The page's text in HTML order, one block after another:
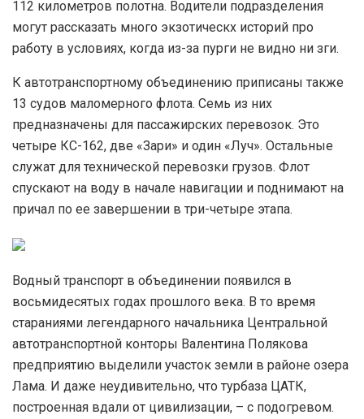
112 километров полотна. Водители подразделения
могут рассказать много экзотическх историй про
работу в условиях, когда из-за пурги не видно ни зги.
К автотранспортному объединению приписаны также
13 судов маломерного флота. Семь из них
предназначены для пассажирских перевозок. Это
четыре КС-162, две «Зари» и один «Луч». Остальные
служат для технической перевозки грузов. Флот
спускают на воду в начале навигации и поднимают на
причал по ее завершении в три-четыре этапа.
Водный транспорт в объединении появился в
восьмидесятых годах прошлого века. В то время
стараниями легендарного начальника Центральной
автотранспортной конторы Валентина Полякова
предприятию выделили участок земли в районе озера
Лама. И даже неудивительно, что турбаза ЦАТК,
построенная вдали от цивилизации, – с подогревом.